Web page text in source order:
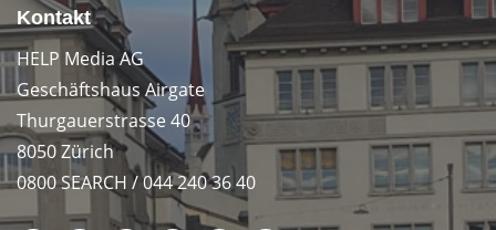
Kontakt
HELP Media AG
Geschäftshaus Airgate
Thurgauerstrasse 40
8050 Zürich
0800 SEARCH / 044 240 36 40